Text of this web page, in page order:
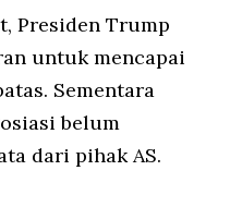
Presiden Trump
untuk mencapai
Sementara
belum
dari pihak AS.